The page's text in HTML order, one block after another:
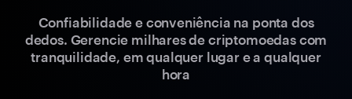
Confiabilidade e conveniência na ponta dos
dedos. Gerencie milhares de criptomoedas com
tranquilidade, em qualquer lugar e a qualquer
hora